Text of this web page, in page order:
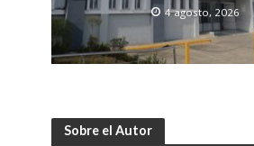
4 agosto, 2026
Sobre el Autor